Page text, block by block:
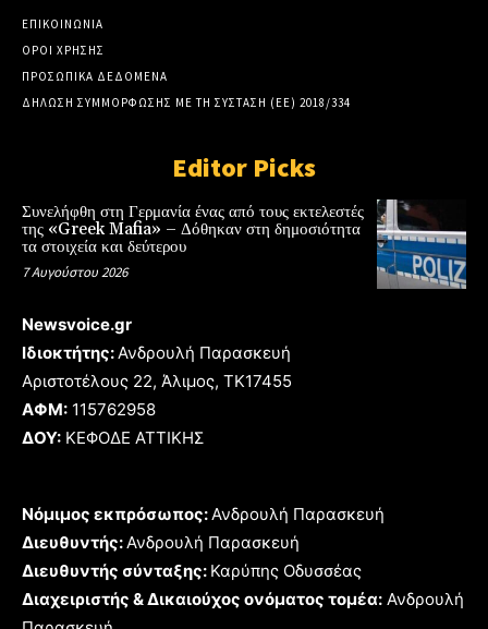
ΕΠΙΚΟΙΝΩΝΙΑ
ΟΡΟΙ ΧΡΗΣΗΣ
ΠΡΟΣΩΠΙΚΑ ΔΕΔΟΜΕΝΑ
ΔΗΛΩΣΗ ΣΥΜΜΟΡΦΩΣΗΣ ΜΕ ΤΗ ΣΥΣΤΑΣΗ (ΕΕ) 2018/334
Editor Picks
Συνελήφθη στη Γερμανία ένας από τους εκτελεστές
της «Greek Mafia» – Δόθηκαν στη δημοσιότητα
τα στοιχεία και δεύτερου
7 Αυγούστου 2026
Newsvoice.gr
Ιδιοκτήτης: Ανδρουλή Παρασκευή
Αριστοτέλους 22, Άλιμος, TK17455
ΑΦΜ: 115762958
ΔΟΥ: ΚΕΦΟΔΕ ΑΤΤΙΚΗΣ
Νόμιμος εκπρόσωπος: Ανδρουλή Παρασκευή
Διευθυντής: Ανδρουλή Παρασκευή
Διευθυντής σύνταξης: Καρύπης Οδυσσέας
Διαχειριστής & Δικαιούχος ονόματος τομέα: Ανδρουλή